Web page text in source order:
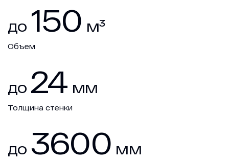
до 150 м³
Объем
до 24 мм
Толщина стенки
до 3600 мм